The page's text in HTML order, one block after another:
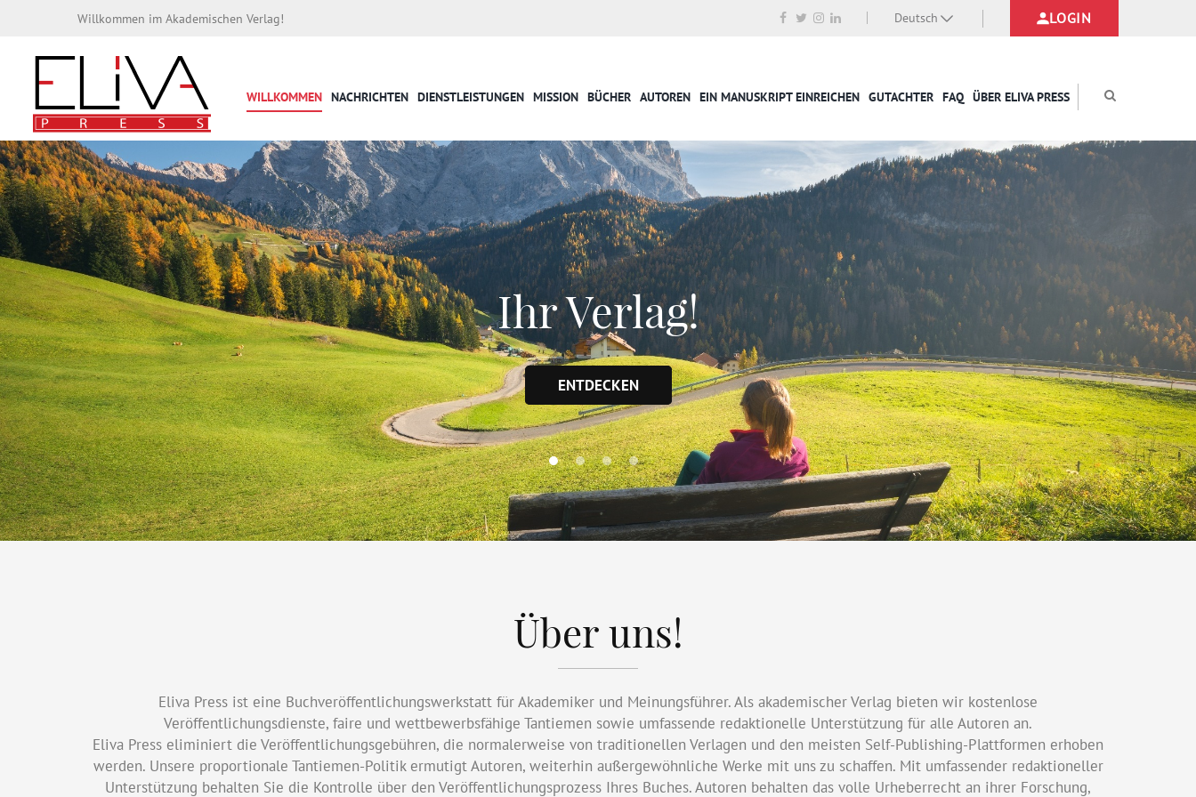
Willkommen im Akademischen Verlag! Deutsch LOGIN
WILLKOMMEN NACHRICHTEN DIENSTLEISTUNGEN MISSION BÜCHER AUTOREN EIN MANUSKRIPT EINREICHEN GUTACHTER FAQ ÜBER ELIVA PRESS
Reichen Sie Ihr
Manuskript ein!
ENTDECKEN
Über uns!
Eliva Press ist eine Buchveröffentlichungswerkstatt für Akademiker und Meinungsführer. Als akademischer Verlag bieten wir kostenlose
Veröffentlichungsdienste, faire und wettbewerbsfähige Tantiemen sowie umfassende redaktionelle Unterstützung für alle Autoren an.
Eliva Press eliminiert die Veröffentlichungsgebühren, die normalerweise von traditionellen Verlagen und den meisten Self-Publishing-Plattformen erhoben
werden. Unsere proportionale Tantiemen-Politik ermutigt Autoren, weiterhin außergewöhnliche Werke mit uns zu schaffen. Mit umfassender redaktioneller
Unterstützung behalten Sie die Kontrolle über den Veröffentlichungsprozess Ihres Buches. Autoren behalten das volle Urheberrecht an ihrer Forschung,